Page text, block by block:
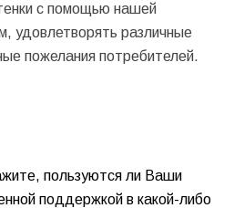
с помощью нашей
удовлетворять различные
пожелания потребителей.
пользуются ли Ваши
поддержкой в какой-либо